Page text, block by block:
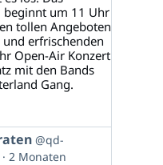
beginnt um 11 Uhr
tollen Angeboten
und erfrischenden
Open-Air Konzert
mit den Bands
Gang.
@qd-
2 Monaten